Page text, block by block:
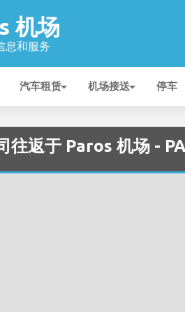
机场
息和服务
汽车租赁 机场接送 停车
往返于 Paros 机场 -